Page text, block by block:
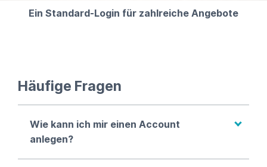
Ein Standard-Login für zahlreiche Angebote
Häufige Fragen
Wie kann ich mir einen Account
anlegen?